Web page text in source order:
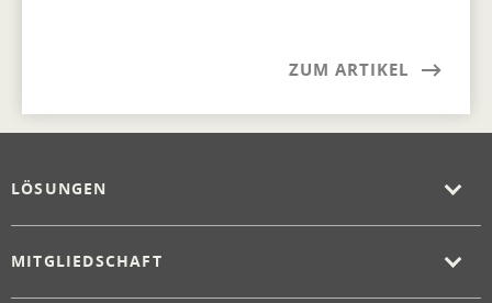
ZUM ARTIKEL
LÖSUNGEN
MITGLIEDSCHAFT